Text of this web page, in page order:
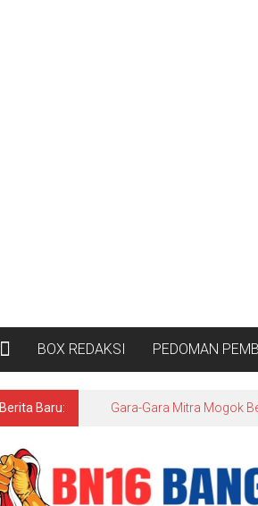
BOX REDAKSI PEDOMAN
Berita Baru:
Asintel Satlap Tricakti